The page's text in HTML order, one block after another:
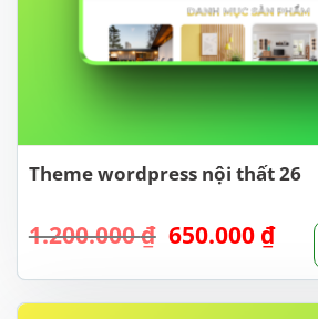
Theme wordpress nội thất 26
1.200.000₫ Giá
là:
1.200.000 ₫.
650.000 ₫Giá
hiện
tại
là: